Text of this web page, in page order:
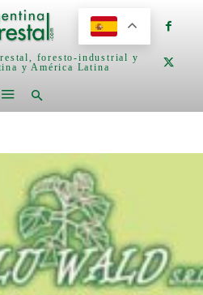
foresto-industrial y
y América Latina